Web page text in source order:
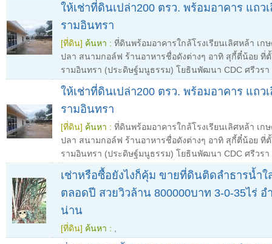
ให้เช่าที่ดินเปล่า200 ตรว.​ พร้อมอาคาร แถว
รามอินทรา
[ที่ดิน] ค้นหา : ที่ดินพร้อมอาคารใกล้โรงเรียนเลิศหล้า เ
ปลา สนามกอล์ฟ ร้านอาหารชื่อดังต่างๆ อาทิ สุกี้ตี๋น้อย ที่ตั้
รามอินทรา (ประดิษฐ์มนูธรรม) โยธินพัฒนา CDC ศรีวรา
ให้เช่าที่ดินเปล่า200 ตรว.​ พร้อมอาคาร แถว
รามอินทรา
[ที่ดิน] ค้นหา : ที่ดินพร้อมอาคารใกล้โรงเรียนเลิศหล้า เ
ปลา สนามกอล์ฟ ร้านอาหารชื่อดังต่างๆ อาทิ สุกี้ตี๋น้อย ที่ตั้
รามอินทรา (ประดิษฐ์มนูธรรม) โยธินพัฒนา CDC ศรีวรา
เช่าหรือซื้อยังไงก็คุ้ม ขายที่ดินติดลำธารน้ำ
ตลอดปี สวยวิวล้าน 800000บาท 3-0-35ไร่
น่าน
[ที่ดิน] ค้นหา :